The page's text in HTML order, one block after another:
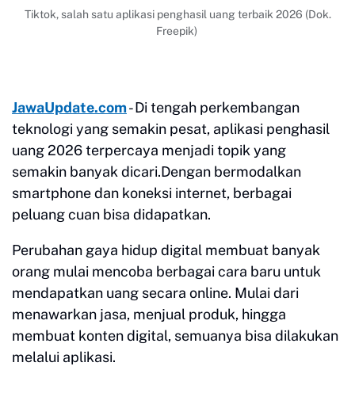
Tiktok, salah satu aplikasi penghasil uang terbaik 2026 (Dok.
Freepik)
JawaUpdate.com- Di tengah perkembangan
teknologi yang semakin pesat, aplikasi penghasil
uang 2026 terpercaya menjadi topik yang
semakin banyak dicari.Dengan bermodalkan
smartphone dan koneksi internet, berbagai
peluang cuan bisa didapatkan.
Perubahan gaya hidup digital membuat banyak
orang mulai mencoba berbagai cara baru untuk
mendapatkan uang secara online. Mulai dari
menawarkan jasa, menjual produk, hingga
membuat konten digital, semuanya bisa dilakukan
melalui aplikasi.